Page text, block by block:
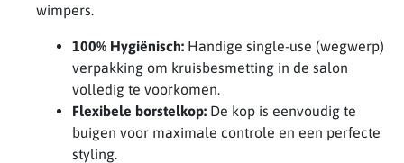
wimpers.
100% Hygiënisch: Handige single-use (wegwerp)
verpakking om kruisbesmetting in de salon
volledig te voorkomen.
Flexibele borstelkop: De kop is eenvoudig te
buigen voor maximale controle en een perfecte
styling.